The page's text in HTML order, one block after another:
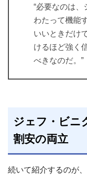
“必要なのは
わたって機能
いいときだけ
けるほど強く
べきなのだ。”
ジェフ・ビニ
割安の両立
続いて紹介するのが